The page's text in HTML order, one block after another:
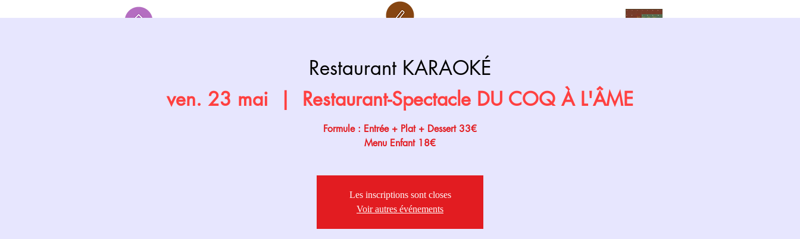
Restaurant KARAOKÉ
ven. 23 mai Restaurant-Spectacle DU COQ À L'ÂME
Formule : Entrée + Plat + Dessert 33€
Menu Enfant 18€
Les inscriptions sont closes
Voir autres événements